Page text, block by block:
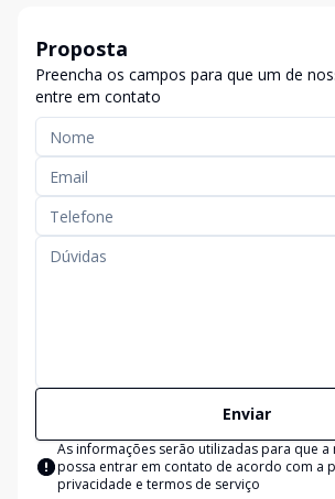
Proposta
Preencha os campos para que um de
entre em contato
Enviar
As informações serão utilizadas para que a
possa entrar em contato de acordo com a
privacidade e termos de serviço